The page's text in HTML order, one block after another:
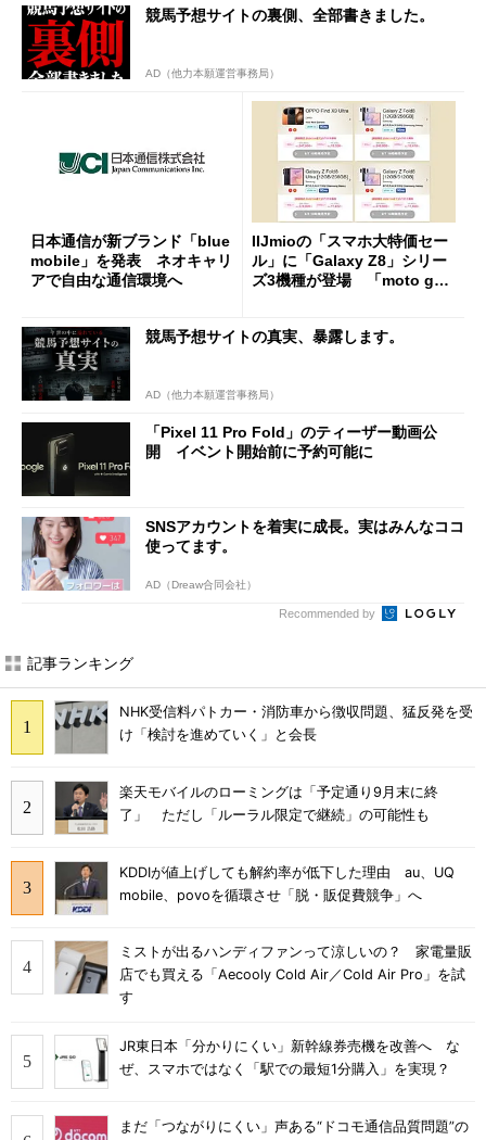
競馬予想サイトの裏側、全部書きました。
AD（他力本願運営事務局）
日本通信が新ブランド「blue
mobile」を発表 ネオキャリ
アで自由な通信環境へ
IIJmioの「スマホ大特価セー
ル」に「Galaxy Z8」シリー
ズ3機種が登場 「moto g37
競馬予想サイトの真実、暴露します。
AD（他力本願運営事務局）
「Pixel 11 Pro Fold」のティーザー動画公
開 イベント開始前に予約可能に
SNSアカウントを着実に成長。実はみんなココ
使ってます。
AD（Dreaw合同会社）
Recommended by
記事ランキング
NHK受信料パトカー・消防車から徴収問題、猛反発を受
け「検討を進めていく」と会長
楽天モバイルのローミングは「予定通り9月末に終
了」 ただし「ルーラル限定で継続」の可能性も
KDDIが値上げしても解約率が低下した理由 au、UQ
mobile、povoを循環させ「脱・販促費競争」へ
ミストが出るハンディファンって涼しいの？ 家電量販
店でも買える「Aecooly Cold Air／Cold Air Pro」を試
す
JR東日本「分かりにくい」新幹線券売機を改善へ な
ぜ、スマホではなく「駅での最短1分購入」を実現？
まだ「つながりにくい」声ある“ドコモ通信品質問題”の